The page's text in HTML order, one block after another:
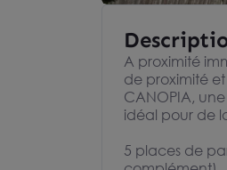
A proximité
de proximité et
CANOPIA,
idéal pour de
5 places de